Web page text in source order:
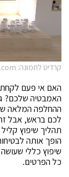
קרדיט לתמונה: freepik.com
האם אי פעם
האמבטיה שלכם?
ההחלפה המלאה
לכם בראש, אבל
תהליך שיפוץ
הופך אותה
שיפוץ כללי
כל הפרטים.